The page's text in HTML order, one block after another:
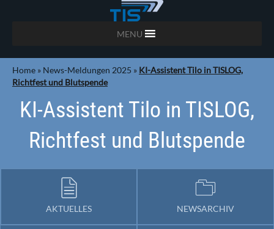
MENU
Home » News-Meldungen 2025 » KI-Assistent Tilo in TISLOG,
Richtfest und Blutspende
KI-Assistent Tilo in TISLOG,
Richtfest und Blutspende
AKTUELLES NEWSARCHIV